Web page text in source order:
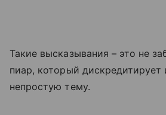
Такие высказывания – это не
пиар, который дискредитирует
непростую тему.